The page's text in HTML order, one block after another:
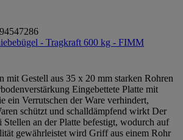
- Tragkraft 600 kg - FIMM
mit Gestell aus 35 x 20 mm starken Rohren
Eingebettete Platte mit
ein Verrutschen der Ware verhindert,
schützt und schalldämpfend wirkt Der
Stellen an der Platte befestigt, wodurch auf
gewährleistet wird Griff aus einem Rohr